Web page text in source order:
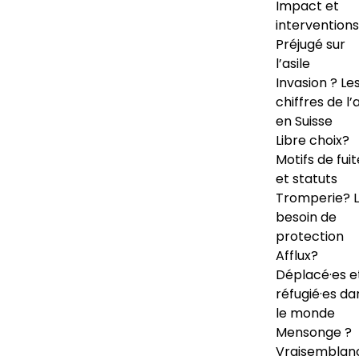
Impact et
interventions
Préjugé sur
l’asile
Invasion ?
chiffres de
en Suisse
Libre choix?
Motifs de
et statuts
Tromperie?
besoin de
protection
Afflux?
Déplacé·es
réfugié·es
le monde
Mensonge ?